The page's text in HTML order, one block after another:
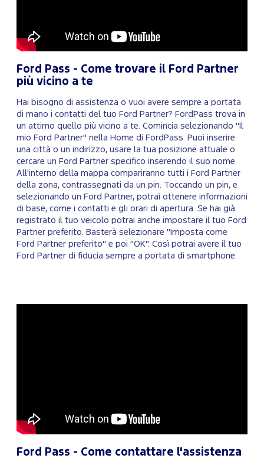
Ford Pass - Come trovare il Ford Partner
più vicino a te
Hai bisogno di assistenza o vuoi avere sempre a portata
di mano i contatti del tuo Ford Partner? FordPass trova in
un attimo quello più vicino a te. Comincia selezionando "Il
mio Ford Partner" nella Home di FordPass. Puoi inserire
una città o un indirizzo, usare la tua posizione attuale o
cercare un Ford Partner specifico inserendo il suo nome.
All'interno della mappa compariranno tutti i Ford Partner
della zona, contrassegnati da un pin. Toccando un pin, e
selezionando un Ford Partner, potrai ottenere informazioni
di base, come i contatti e gli orari di apertura. Se hai già
registrato il tuo veicolo potrai anche impostare il tuo Ford
Partner preferito. Basterà selezionare "Imposta come
Ford Partner preferito" e poi "OK". Così potrai avere il tuo
Ford Partner di fiducia sempre a portata di smartphone.
Ford Pass - Come contattare l'assistenza